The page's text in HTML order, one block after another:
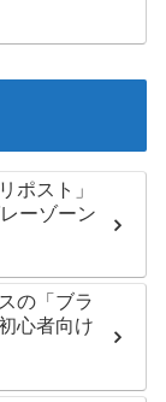
ポスト」
ーゾーン
の「ブラ
心者向け